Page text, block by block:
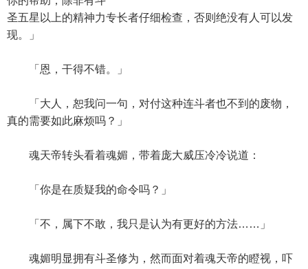
圣五星以上的精神力专长者仔细检查，否则绝没有人可以发
现。」
「恩，干得不错。」
「大人，恕我问一句，对付这种连斗者也不到的废物，
真的需要如此麻烦吗？」
魂天帝转头看着魂媚，带着庞大威压冷冷说道：
「你是在质疑我的命令吗？」
「不，属下不敢，我只是认为有更好的方法……」
魂媚明显拥有斗圣修为，然而面对着魂天帝的瞪视，吓